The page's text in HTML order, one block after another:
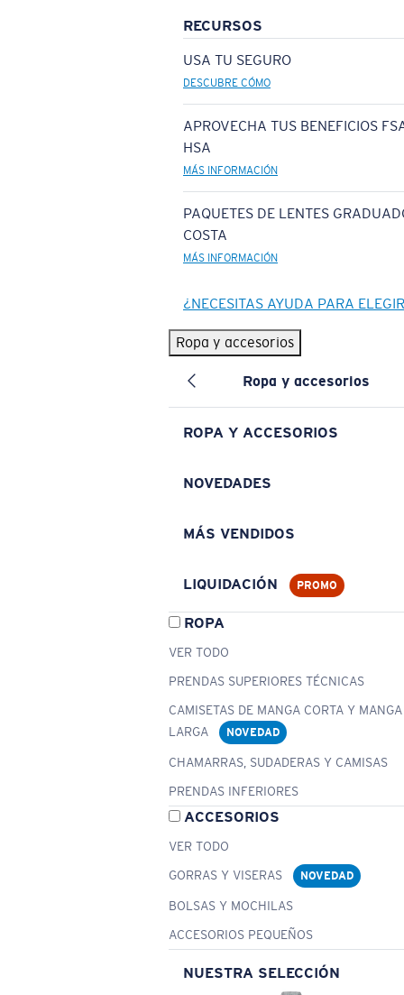
RECURSOS
USA TU SEGURO
DESCUBRE CÓMO
APROVECHA TUS BENEFICIOS
HSA
MÁS INFORMACIÓN
PAQUETES DE LENTES
COSTA
MÁS INFORMACIÓN
¿NECESITAS AYUDA PARA
Ropa y accesorios
Ropa y accesorios
ROPA Y ACCESORIOS
NOVEDADES
MÁS VENDIDOS
LIQUIDACIÓN PROMO
ROPA
VER TODO
PRENDAS SUPERIORES TÉCNICAS
CAMISETAS DE MANGA CORTA Y MANGA
LARGA
NOVEDAD
CHAMARRAS, SUDADERAS Y CAMISAS
PRENDAS INFERIORES
ACCESORIOS
VER TODO
GORRAS Y VISERAS
NOVEDAD
BOLSAS Y MOCHILAS
ACCESORIOS PEQUEÑOS
NUESTRA SELECCIÓN